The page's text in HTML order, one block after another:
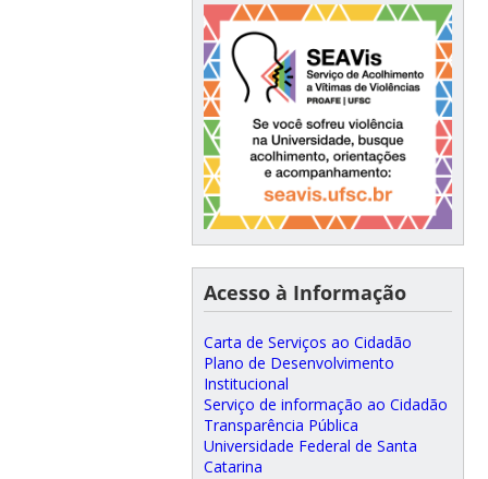
Acesso à Informação
Carta de Serviços ao Cidadão
Plano de Desenvolvimento
Institucional
Serviço de informação ao Cidadão
Transparência Pública
Universidade Federal de Santa
Catarina